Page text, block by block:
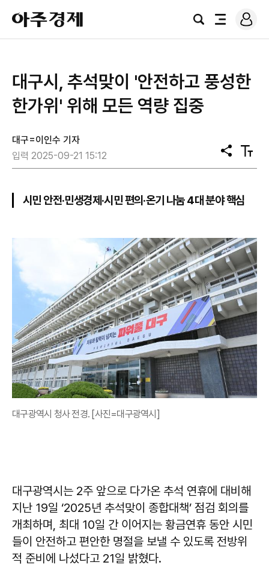
아
주
경
검
전
로
그
대구시, 추석맞이 '안전하고 풍성한
한가위' 위해 모든 역량 집중
대구=이인수 기자
입력 2025-09-21 15:12
공
유
텍
스
시민 안전·민생경제·시민 편의·온기 나눔 4대 분야 핵심
대구광역시 청사 전경. [사진=대구광역시]
대구광역시는 2주 앞으로 다가온 추석 연휴에 대비해
지난 19일 ‘2025년 추석맞이 종합대책’ 점검 회의를
개최하며, 최대 10일 간 이어지는 황금연휴 동안 시민
들이 안전하고 편안한 명절을 보낼 수 있도록 전방위
적 준비에 나섰다고 21일 밝혔다.